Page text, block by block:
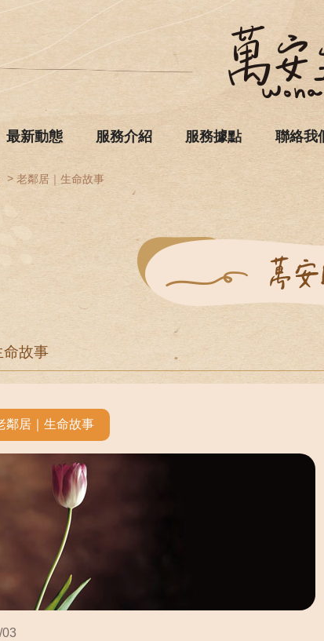
最新動態 服務介紹 服務據點 聯絡我
老鄰居｜生命故事
命故事
鄰居｜生命故事
03